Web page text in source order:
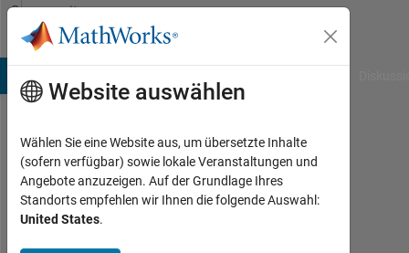
Weiter zum Inhalt
Community
Profile
Simson
Hutagalung
Last
Website auswählen
Wählen Sie eine Website aus, um übersetzte Inhalte
(sofern verfügbar) sowie lokale Veranstaltungen und
Angebote anzuzeigen. Auf der Grundlage Ihres
Standorts empfehlen wir Ihnen die folgende Auswahl:
United States.